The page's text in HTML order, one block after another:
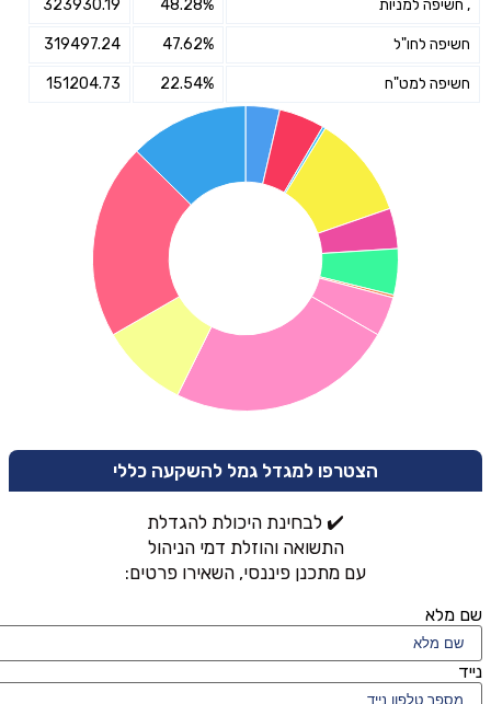
, חשיפה למניות 48.28%
323930.19
חשיפה לחו"ל 47.62%
319497.24
חשיפה למט"ח 22.54%
151204.73
הצטרפו למגדל גמל להשקעה כללי
✔️ לבחינת היכולת להגדלת
התשואה והוזלת דמי הניהול
עם מתכנן פיננסי, השאירו פרטים:
שם מלא
נייד